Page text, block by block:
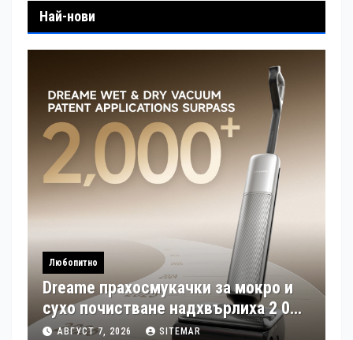
Най-нови
Любопитно
Dreame прахосмукачки за мокро и
сухо почистване надхвърлиха 2 000
патентни заявки в световен мащаб
АВГУСТ 7, 2026 SITEMAR